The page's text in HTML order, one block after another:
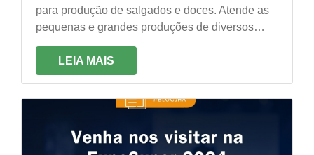
para produção de salgados e doces. Atende as
pequenas e grandes produções de diversos
tipos de mercados, tais como: buffets,
lanchonetes, padarias, restaurantes, bares e
supermercados.
LEIA MAIS